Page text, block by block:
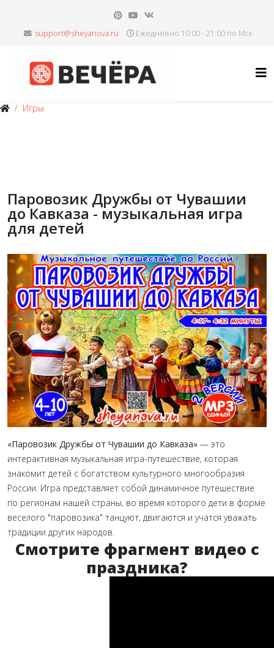
Ежедневно 10:00 - 21:00 по Мск
Игры
Паровозик Дружбы от Чувашии
до Кавказа - музыкальная игра
для детей
«Паровозик Дружбы от Чувашии до Кавказа» — это
интерактивная музыкальная игра-путешествие, которая
знакомит детей с богатством культурного многообразия
России. Игра представляет собой динамичное путешествие
по регионам нашей страны, во время которого дети в форме
веселого "паровозика" танцуют, двигаются и учатся уважать
традиции других народов.
Смотрите фрагмент видео с
праздника?